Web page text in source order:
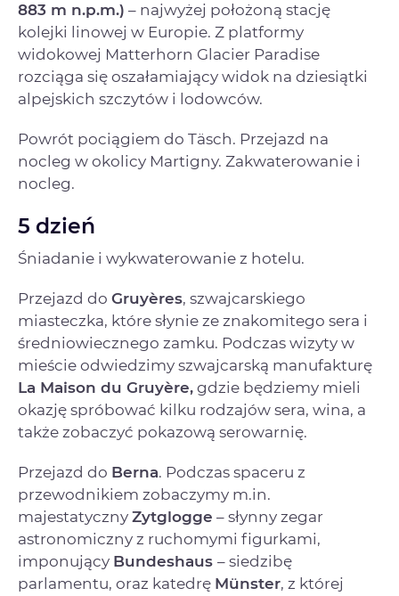
883 m n.p.m.) – najwyżej położoną stację
kolejki linowej w Europie. Z platformy
widokowej Matterhorn Glacier Paradise
rozciąga się oszałamiający widok na dziesiątki
alpejskich szczytów i lodowców.
Powrót pociągiem do Täsch. Przejazd na
nocleg w okolicy Martigny. Zakwaterowanie i
nocleg.
5 dzień
Śniadanie i wykwaterowanie z hotelu.
Przejazd do Gruyères, szwajcarskiego
miasteczka, które słynie ze znakomitego sera i
średniowiecznego zamku. Podczas wizyty w
mieście odwiedzimy szwajcarską manufakturę
La Maison du Gruyère, gdzie będziemy mieli
okazję spróbować kilku rodzajów sera, wina, a
także zobaczyć pokazową serowarnię.
Przejazd do Berna. Podczas spaceru z
przewodnikiem zobaczymy m.in.
majestatyczny Zytglogge – słynny zegar
astronomiczny z ruchomymi figurkami,
imponujący Bundeshaus – siedzibę
parlamentu, oraz katedrę Münster, z której